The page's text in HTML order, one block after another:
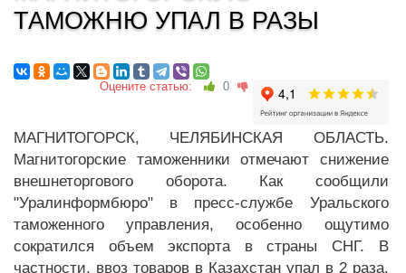
ТАМОЖНЮ УПАЛ В РАЗЫ
Оцените статью: 0
МАГНИТОГОРСК, ЧЕЛЯБИНСКАЯ ОБЛАСТЬ.
Магнитогорские таможенники отмечают снижение
внешнеторгового оборота. Как сообщили
"Уралинформбюро" в пресс-службе Уральского
таможенного управления, особенно ощутимо
сократился объем экспорта в страны СНГ. В
частности, ввоз товаров в Казахстан упал в 2 раза,